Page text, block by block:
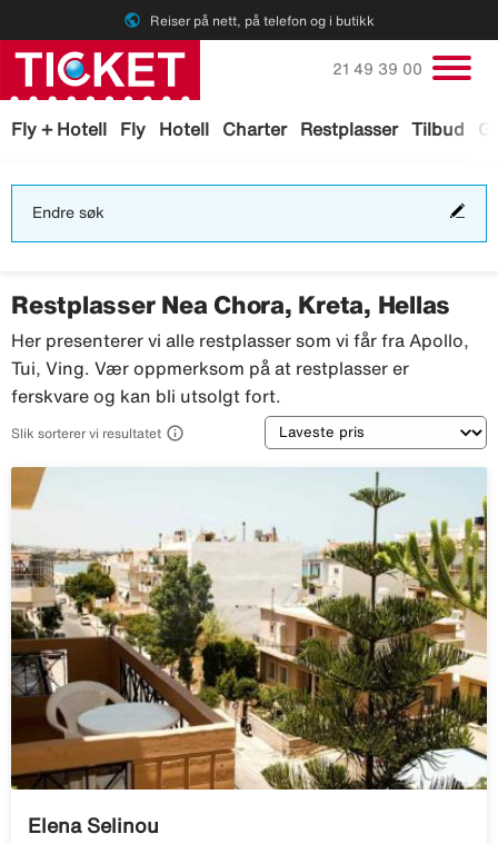
public Reiser på nett, på telefon og i butikk
Fly + Hotell Fly Hotell Charter Restplasser Tilbud
Ring oss på
21 49 39 00
Endre søk
Restplasser Nea Chora, Kreta, Hellas
Her presenterer vi alle restplasser som vi får fra Apollo,
Tui, Ving. Vær oppmerksom på at restplasser er
ferskvare og kan bli utsolgt fort.
Slik sorterer vi resultatet  Sortering
Elena Selinou